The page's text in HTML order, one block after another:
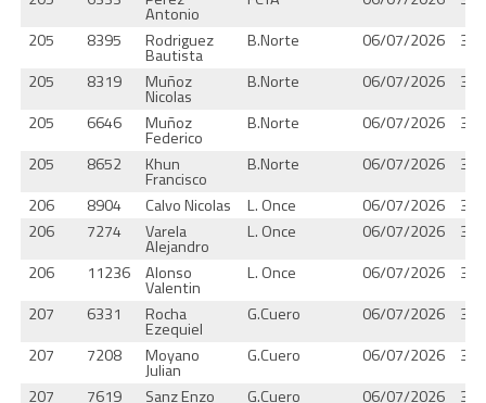
Antonio
205
8395 Rodriguez
Bautista
B.Norte 06/07/2026
205
8319 Muñoz
Nicolas
B.Norte 06/07/2026
205
6646 Muñoz
Federico
B.Norte 06/07/2026
205
8652 Khun
Francisco
B.Norte 06/07/2026
206
8904 Calvo Nicolas L. Once 06/07/2026
206
7274 Varela
Alejandro
L. Once 06/07/2026
206
11236 Alonso
Valentin
L. Once 06/07/2026
207
6331 Rocha
Ezequiel
G.Cuero 06/07/2026
207
7208 Moyano
Julian
G.Cuero 06/07/2026
207
7619 Sanz Enzo G.Cuero 06/07/2026